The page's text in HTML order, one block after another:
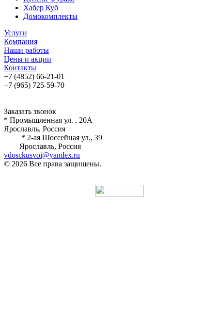
Хабер Куб
Домокомплекты
Услуги
Компания
Наши работы
Цены и акции
Контакты
+7 (4852) 66-21-01
+7 (965) 725-59-70
Заказать звонок
* Промышленная ул. , 20А
Ярославль, Россия
* 2-ая Шоссейная ул., 39
Ярославль, Россия
vdosckusvoi@yandex.ru
© 2026 Все права защищены.